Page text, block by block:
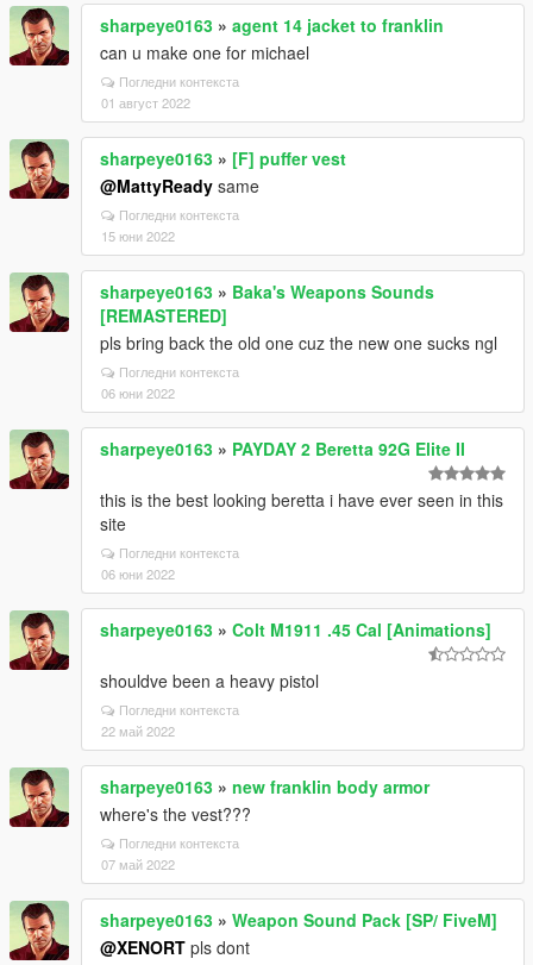
sharpeye0163 » agent 14 jacket to franklin
can u make one for michael
Погледни контекста
01 август 2022
sharpeye0163 » [F] puffer vest
@MattyReady same
Погледни контекста
15 юни 2022
sharpeye0163 » Baka's Weapons Sounds
[REMASTERED]
pls bring back the old one cuz the new one sucks ngl
Погледни контекста
06 юни 2022
sharpeye0163 » PAYDAY 2 Beretta 92G Elite II
this is the best looking beretta i have ever seen in this
site
Погледни контекста
06 юни 2022
sharpeye0163 » Colt M1911 .45 Cal [Animations]
shouldve been a heavy pistol
Погледни контекста
22 май 2022
sharpeye0163 » new franklin body armor
where's the vest???
Погледни контекста
07 май 2022
sharpeye0163 » Weapon Sound Pack [SP/ FiveM]
@XENORT pls dont